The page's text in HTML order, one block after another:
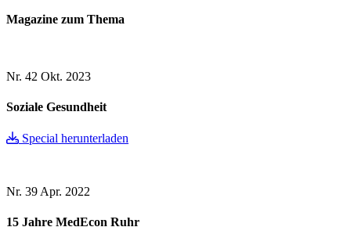
Magazine zum Thema
Nr. 42 Okt. 2023
Soziale Gesundheit
Special herunterladen
Nr. 39 Apr. 2022
15 Jahre MedEcon Ruhr